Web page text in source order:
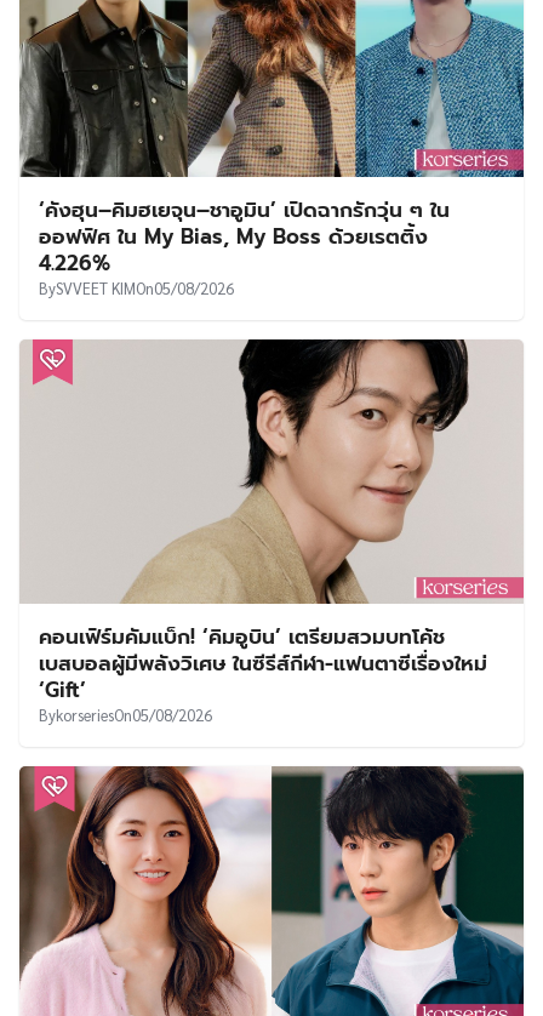
‘คังฮุน–คิมฮเยจุน–ชาอูมิน’ เปิดฉากรักวุ่น ๆ ใน
ออฟฟิศ ใน My Bias, My Boss ด้วยเรตติ้ง
4.226%
BySVVEET KIMOn05/08/2026
คอนเฟิร์มคัมแบ็ก! ‘คิมอูบิน’ เตรียมสวมบทโค้ช
เบสบอลผู้มีพลังวิเศษ ในซีรีส์กีฬา-แฟนตาซีเรื่องใหม่
‘Gift’
BykorseriesOn05/08/2026